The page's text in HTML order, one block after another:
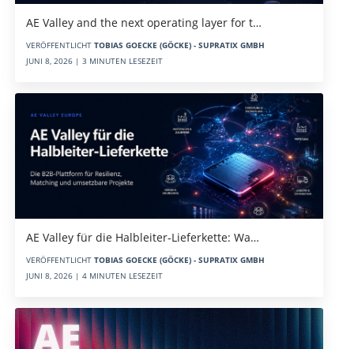
AE Valley and the next operating layer for t…
VERÖFFENTLICHT TOBIAS GOECKE (GÖCKE) - SUPRATIX GMBH
JUNI 8, 2026 | 3 MINUTEN LESEZEIT
AE Valley für die Halbleiter-Lieferkette: Wa…
VERÖFFENTLICHT TOBIAS GOECKE (GÖCKE) - SUPRATIX GMBH
JUNI 8, 2026 | 4 MINUTEN LESEZEIT